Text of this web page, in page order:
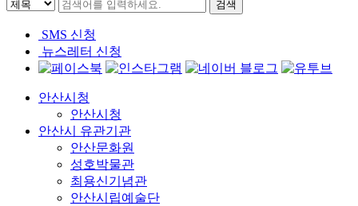
SMS 신청
뉴스레터 신청
안산시청
안산시청
안산시 유관기관
안산문화원
성호박물관
최용신기념관
안산시립예술단